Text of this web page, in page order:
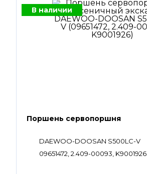
В наличии
Поршень сервопоршня
DAEWOO-DOOSAN S500LC-V
09651472, 2.409-00093, K9001926